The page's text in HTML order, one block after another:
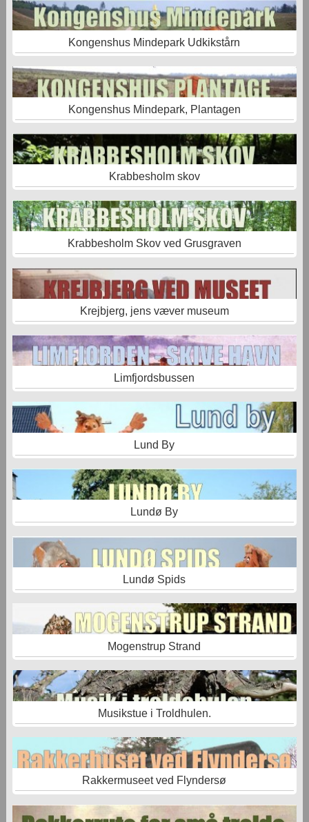
Kongenshus Mindepark Udkikstårn
Kongenshus Mindepark, Plantagen
Krabbesholm skov
Krabbesholm Skov ved Grusgraven
Krejbjerg, jens væver museum
Limfjordsbussen
Lund By
Lundø By
Lundø Spids
Mogenstrup Strand
Musikstue i Troldhulen.
Rakkermuseet ved Flyndersø